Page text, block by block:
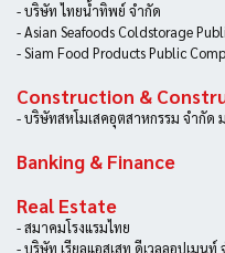
- บริษัท ไทยน้ำทิพย์ จำกัด
- Asian Seafoods Coldstorage
- Siam Food Products Public
Construction &
- บริษัทสหโมเสคอุตสาหกรรม จำกัด
Banking & Finance
Real Estate
- สมาคมโรงแรมไทย
- บริษัท เรียลแอสเสท ดีเวลลอปเมนท์